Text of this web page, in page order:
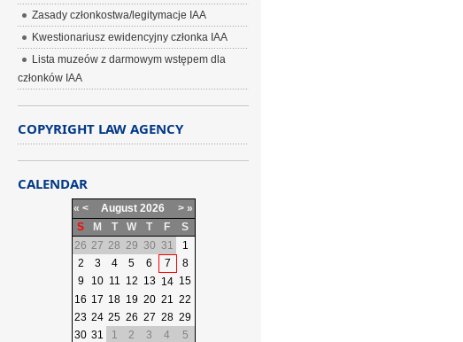
Zasady członkostwa/legitymacje IAA
Kwestionariusz ewidencyjny członka IAA
Lista muzeów z darmowym wstępem dla
członków IAA
COPYRIGHT LAW AGENCY
CALENDAR
« < August 2026 > »
S
M T W T F
S
26 27 28 29 30 31
1
2
3 4 5 6 7
8
9
10 11 12 13 14 15
16 17 18 19 20 21 22
23 24 25 26 27 28 29
30 31 1 2 3 4 5